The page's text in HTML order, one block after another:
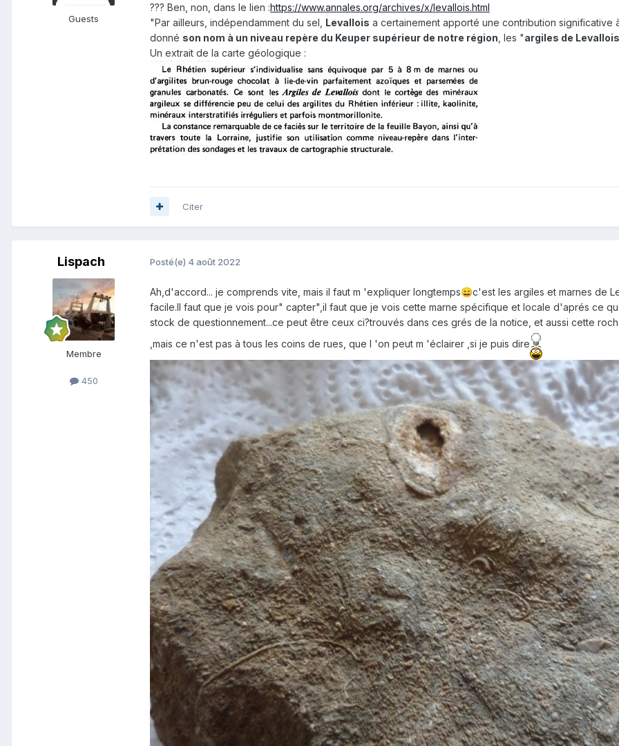
Guests
??? Ben, non, dans le lien :https://www.annales.org/archives/x/levallois.html
"Par ailleurs, indépendamment du sel, Levallois a certainement apporté une contribution
donné son nom à un niveau repère du Keuper supérieur de notre région , les "argiles de Levallois
Un extrait de la carte géologique :
Citer
Lispach
Membre
450
Posté(e) 4 août 2022
Ah,d'accord... je comprends vite, mais il faut m 'expliquer longtemps😄c'est les argiles et marnes de
facile.Il faut que je vois pour" capter",il faut que je vois cette marne spécifique et locale d'aprés ce
stock de questionnement...ce peut être ceux ci?trouvés dans ces grés de la notice, et aussi cette
,mais ce n'est pas à tous les coins de rues, que l 'on peut m 'éclairer ,si je puis dire